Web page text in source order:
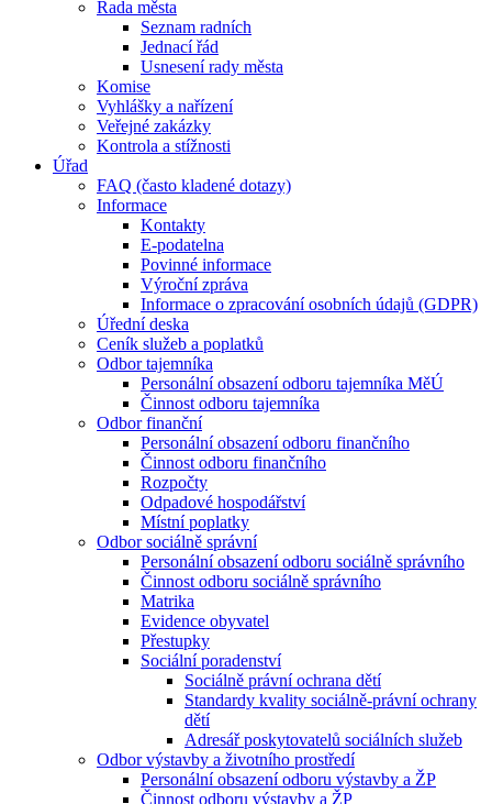
Rada města
Seznam radních
Jednací řád
Usnesení rady města
Komise
Vyhlášky a nařízení
Veřejné zakázky
Kontrola a stížnosti
Úřad
FAQ (často kladené dotazy)
Informace
Kontakty
E-podatelna
Povinné informace
Výroční zpráva
Informace o zpracování osobních údajů (GDPR)
Úřední deska
Ceník služeb a poplatků
Odbor tajemníka
Personální obsazení odboru tajemníka MěÚ
Činnost odboru tajemníka
Odbor finanční
Personální obsazení odboru finančního
Činnost odboru finančního
Rozpočty
Odpadové hospodářství
Místní poplatky
Odbor sociálně správní
Personální obsazení odboru sociálně správního
Činnost odboru sociálně správního
Matrika
Evidence obyvatel
Přestupky
Sociální poradenství
Sociálně právní ochrana dětí
Standardy kvality sociálně-právní ochrany
dětí
Adresář poskytovatelů sociálních služeb
Odbor výstavby a životního prostředí
Personální obsazení odboru výstavby a ŽP
Činnost odboru výstavby a ŽP